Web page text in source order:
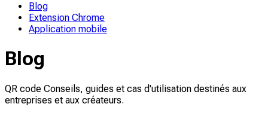
Blog
Extension Chrome
Application mobile
Blog
QR code Conseils, guides et cas d'utilisation destinés aux
entreprises et aux créateurs.